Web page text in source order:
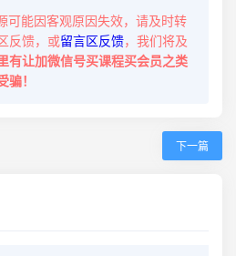
可能因客观原因失效，请及时转
反馈，或留言区反馈，我们将及
有让加微信号买课程买会员之类
！
下一篇